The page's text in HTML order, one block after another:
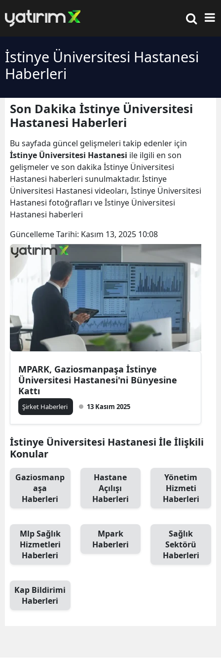
İstinye Üniversitesi Hastanesi
Haberleri
Son Dakika İstinye Üniversitesi
Hastanesi Haberleri
Bu sayfada güncel gelişmeleri takip edenler için
İstinye Üniversitesi Hastanesi ile ilgili en son
gelişmeler ve son dakika İstinye Üniversitesi
Hastanesi haberleri sunulmaktadır. İstinye
Üniversitesi Hastanesi videoları, İstinye Üniversitesi
Hastanesi fotoğrafları ve İstinye Üniversitesi
Hastanesi haberleri
Güncelleme Tarihi: Kasım 13, 2025 10:08
MPARK, Gaziosmanpaşa İstinye
Üniversitesi Hastanesi'ni Bünyesine
Kattı
Şirket Haberleri 13 Kasım 2025
İstinye Üniversitesi Hastanesi İle İlişkili
Konular
Gaziosmanp
aşa
Haberleri
Hastane
Açılışı
Haberleri
Yönetim
Hizmeti
Haberleri
Mlp Sağlık
Hizmetleri
Haberleri
Mpark
Haberleri
Sağlık
Sektörü
Haberleri
Kap Bildirimi
Haberleri